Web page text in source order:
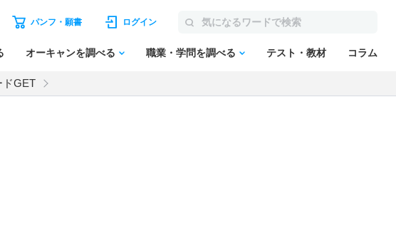
パンフ・願書 ログイン
オーキャンを調べる 職業・学問を調べる テスト・教材 コラム
ドGET